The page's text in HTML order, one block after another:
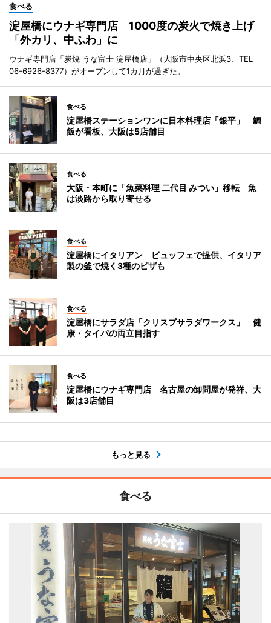
食べる
淀屋橋にウナギ専門店 1000度の炭火で焼き上げ
「外カリ、中ふわ」に
ウナギ専門店「炭焼 うな富士 淀屋橋店」（大阪市中央区北浜3、TEL
06-6926-8377）がオープンして1カ月が過ぎた。
食べる
淀屋橋ステーションワンに日本料理店「銀平」 鯛
飯が看板、大阪は5店舗目
食べる
大阪・本町に「魚菜料理 二代目 みつい」移転 魚
は淡路から取り寄せる
食べる
淀屋橋にイタリアン ビュッフェで提供、イタリア
製の釜で焼く3種のピザも
食べる
淀屋橋にサラダ店「クリスプサラダワークス」 健
康・タイパの両立目指す
食べる
淀屋橋にウナギ専門店 名古屋の卸問屋が発祥、大
阪は3店舗目
もっと見る
食べる